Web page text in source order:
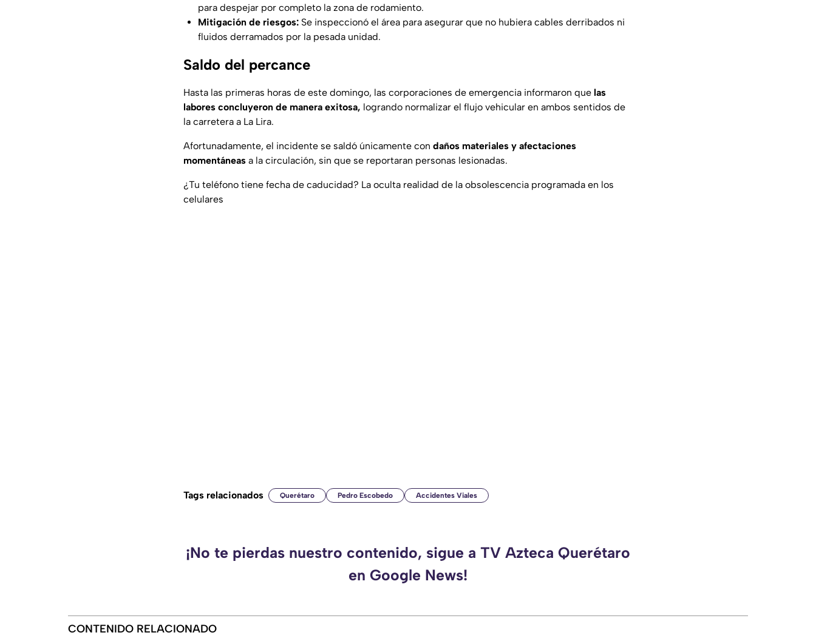
para despejar por completo la zona de rodamiento.
Mitigación de riesgos: Se inspeccionó el área para asegurar que no hubiera cables derribados ni
fluidos derramados por la pesada unidad.
Saldo del percance
Hasta las primeras horas de este domingo, las corporaciones de emergencia informaron que las
labores concluyeron de manera exitosa, logrando normalizar el flujo vehicular en ambos sentidos de
la carretera a La Lira.
Afortunadamente, el incidente se saldó únicamente con daños materiales y afectaciones
momentáneas a la circulación, sin que se reportaran personas lesionadas.
¿Tu teléfono tiene fecha de caducidad? La oculta realidad de la obsolescencia programada en los
celulares
Tags relacionados Querétaro Pedro Escobedo Accidentes Viales
¡No te pierdas nuestro contenido, sigue a TV Azteca Querétaro
en Google News!
CONTENIDO RELACIONADO